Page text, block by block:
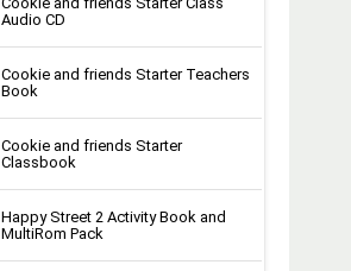
19 lei
PRP:28,00 lei
13
Audio CD
Cookie and friends Starter Teachers
Book
Cookie and friends Starter
Classbook
Happy Street 2 Activity Book and
MultiRom Pack